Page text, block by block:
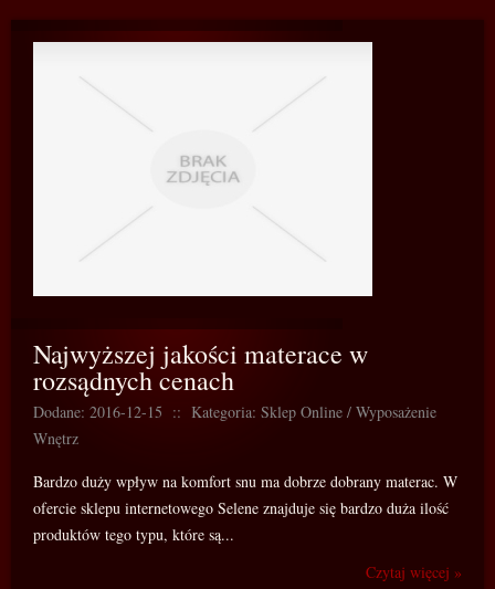
Najwyższej jakości materace w
rozsądnych cenach
Dodane: 2016-12-15 :: Kategoria: Sklep Online / Wyposażenie
Wnętrz
Bardzo duży wpływ na komfort snu ma dobrze dobrany materac. W
ofercie sklepu internetowego Selene znajduje się bardzo duża ilość
produktów tego typu, które są...
Czytaj więcej »